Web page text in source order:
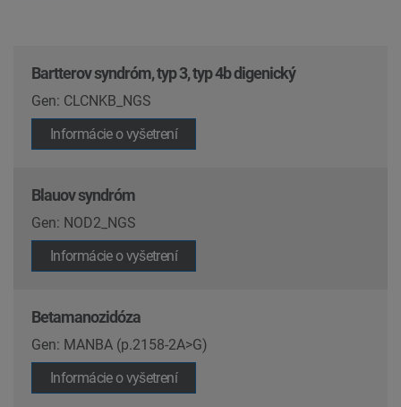
Bartterov syndróm, typ 3, typ 4b digenický
Gen: CLCNKB_NGS
Informácie o vyšetrení
Blauov syndróm
Gen: NOD2_NGS
Informácie o vyšetrení
Betamanozidóza
Gen: MANBA (p.2158-2A>G)
Informácie o vyšetrení